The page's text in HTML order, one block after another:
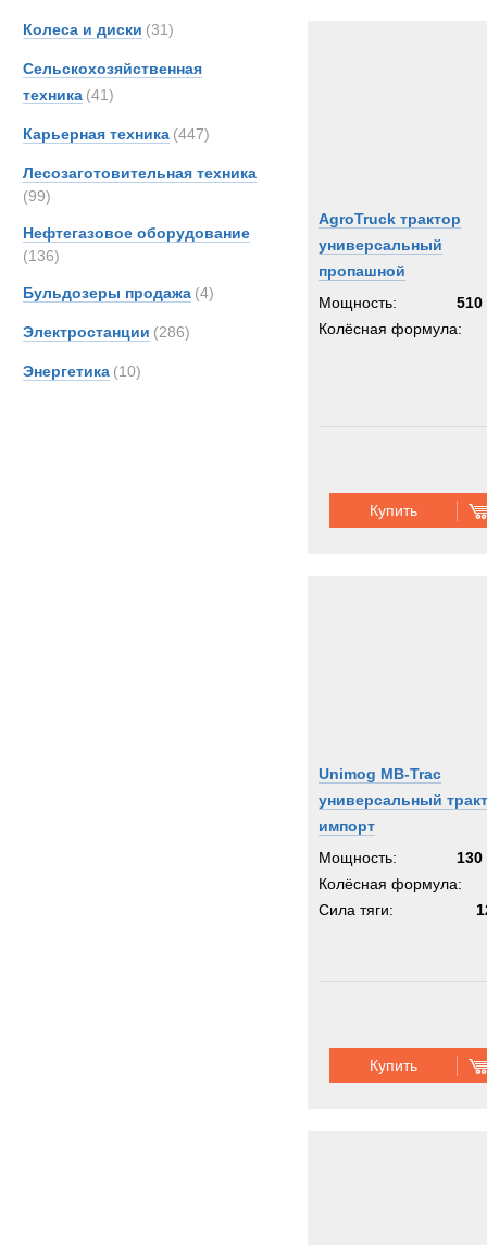
Колеса и диски (31)
Сельскохозяйственная
техника (41)
Карьерная техника (447)
Лесозаготовительная техника
(99)
Нефтегазовое оборудование
(136)
Бульдозеры продажа (4)
Электростанции (286)
Энергетика (10)
AgroTruck трактор
универсальный
пропашной
Мощность:
510
Колёсная формула:
Купить
Unimog MB-Trac
универсальный
импорт
Мощность:
130
Колёсная формула:
Сила тяги:
Купить